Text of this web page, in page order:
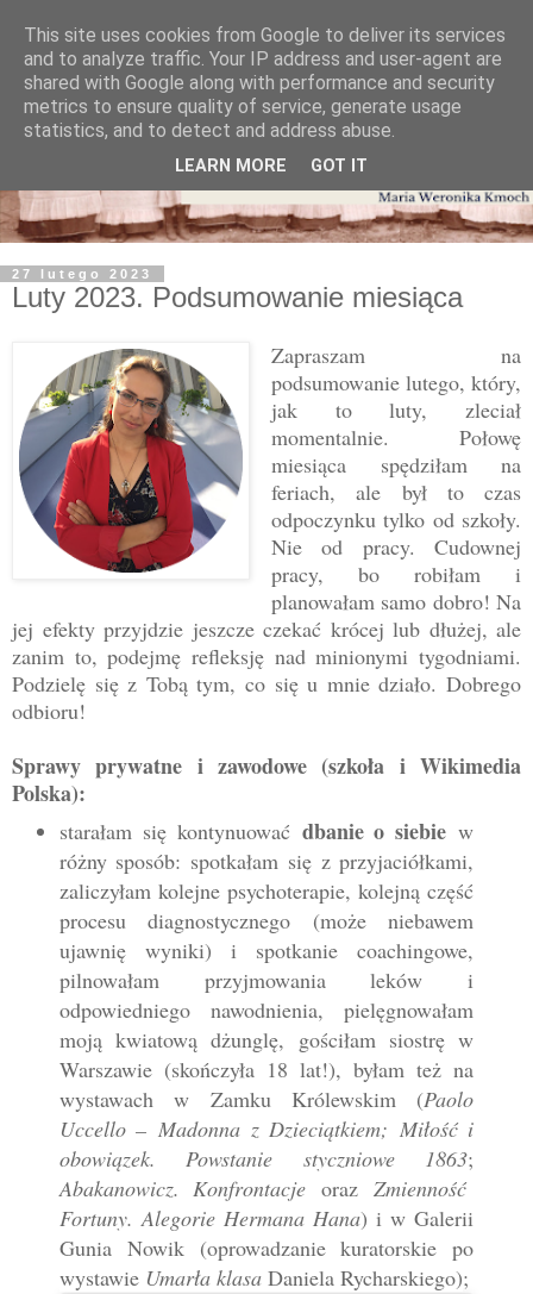
27 lutego 2023
Luty 2023. Podsumowanie miesiąca
Zapraszam na
podsumowanie lutego, który,
jak to luty, zleciał
momentalnie. Połowę
miesiąca spędziłam na
feriach, ale był to czas
odpoczynku tylko od szkoły.
Nie od pracy. Cudownej
pracy, bo robiłam i
planowałam samo dobro! Na
jej efekty przyjdzie jeszcze czekać krócej lub dłużej, ale
zanim to, podejmę refleksję nad minionymi tygodniami.
Podzielę się z Tobą tym, co się u mnie działo. Dobrego
odbioru!
Sprawy prywatne i zawodowe (szkoła i Wikimedia
Polska):
starałam się kontynuować dbanie o siebie w
różny sposób: spotkałam się z przyjaciółkami,
zaliczyłam kolejne psychoterapie, kolejną część
procesu diagnostycznego (może niebawem
ujawnię wyniki) i spotkanie coachingowe,
pilnowałam przyjmowania leków i
odpowiedniego nawodnienia, pielęgnowałam
moją kwiatową dżunglę, gościłam siostrę w
Warszawie (skończyła 18 lat!), byłam też na
wystawach w Zamku Królewskim (Paolo
Uccello – Madonna z Dzieciątkiem; Miłość i
obowiązek. Powstanie styczniowe 1863;
Abakanowicz. Konfrontacje oraz Zmienność
Fortuny. Alegorie Hermana Hana) i w Galerii
Gunia Nowik (oprowadzanie kuratorskie po
wystawie Umarła klasaDaniela Rycharskiego);
This site uses cookies from Google to deliver its services
and to analyze traffic. Your IP address and user-agent are
shared with Google along with performance and security
metrics to ensure quality of service, generate usage
statistics, and to detect and address abuse.
LEARN MORE GOT IT